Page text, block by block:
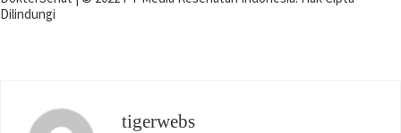
Dilindungi
tigerwebs